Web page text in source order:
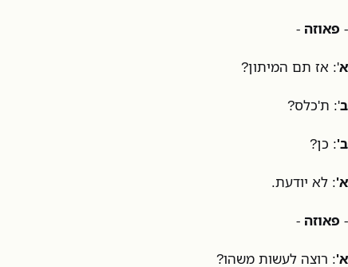
- פאוזה -
א': אז תם המיתון?
ב': ת'כלס?
ב': כן?
א': לא יודעת.
- פאוזה -
א': רוצה לעשות משהו?